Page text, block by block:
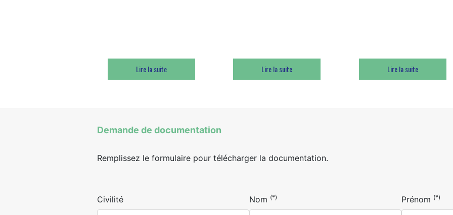
Lire la suite Lire la suite Lire la suite
Demande de documentation
Remplissez le formulaire pour télécharger la documentation.
Civilité Nom (*) Prénom (*)